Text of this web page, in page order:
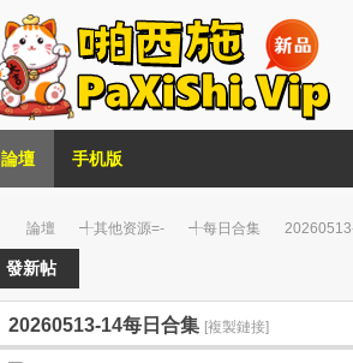
論壇 手机版
»
論壇
›
╃其他资源=-
›
╃每日合集
›
發新帖
20260513-14每日合集 [複製鏈接]